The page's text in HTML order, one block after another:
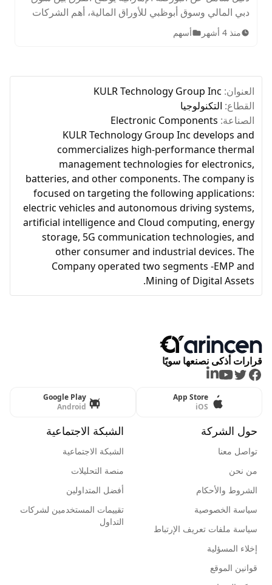
دبي المالي وسوق أبوظبي للأوراق المالية، أهم الشركات
المدرجة، الأصول المتاحة، ساعات التداول، وخطوات
الاستثمار للمبتدئين.
منذ 4 أشهر أسهم
العنوان: KULR Technology Group Inc
القطاع: التكنولوجيا
الصناعة: Electronic Components
KULR Technology Group Inc develops and
commercializes high-performance thermal
management technologies for electronics,
batteries, and other components. The company is
focused on targeting the following applications:
electric vehicles and autonomous driving systems,
artificial intelligence and Cloud computing, energy
storage, 5G communication technologies, and
other consumer and industrial devices. The
Company operated two segments -EMP and
Mining of Digital Assets.
قرارات أذكى نصنعها سويًا
Facebook
Twitter
Youtube
LinkedIn
App Store
iOS
Google Play
Android
حول الشركة
تواصل معنا
من نحن
الشروط والأحكام
سياسة الخصوصية
سياسة ملفات تعريف الإرتباط
إخلاء المسؤلية
قوانين الموقع
الشبكة الاجتماعية
الشبكة الاجتماعية
منصة التحليلات
أفضل المتداولين
تقييمات المستخدمين لشركات
التداول